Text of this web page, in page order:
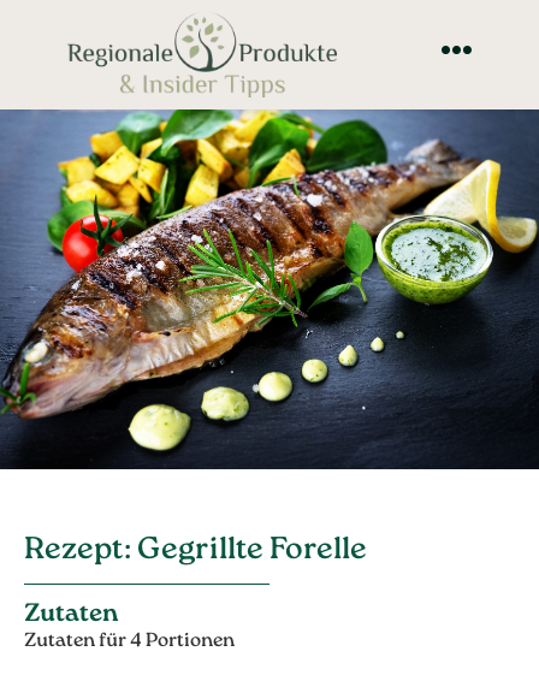
Rezept: Gegrillte Forelle
Zutaten
Zutaten für 4 Portionen